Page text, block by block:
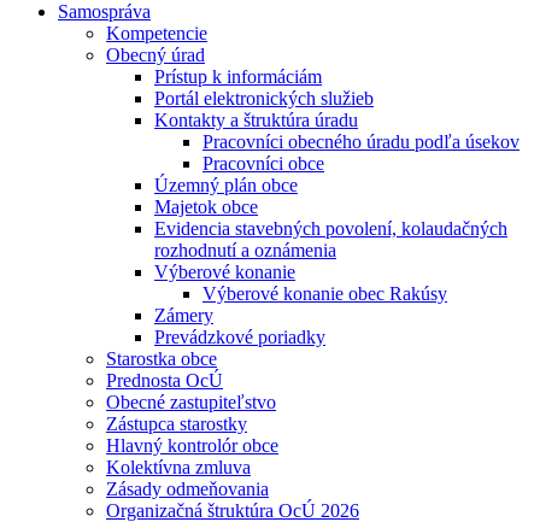
Samospráva
Kompetencie
Obecný úrad
Prístup k informáciám
Portál elektronických služieb
Kontakty a štruktúra úradu
Pracovníci obecného úradu podľa úsekov
Pracovníci obce
Územný plán obce
Majetok obce
Evidencia stavebných povolení, kolaudačných
rozhodnutí a oznámenia
Výberové konanie
Výberové konanie obec Rakúsy
Zámery
Prevádzkové poriadky
Starostka obce
Prednosta OcÚ
Obecné zastupiteľstvo
Zástupca starostky
Hlavný kontrolór obce
Kolektívna zmluva
Zásady odmeňovania
Organizačná štruktúra OcÚ 2026